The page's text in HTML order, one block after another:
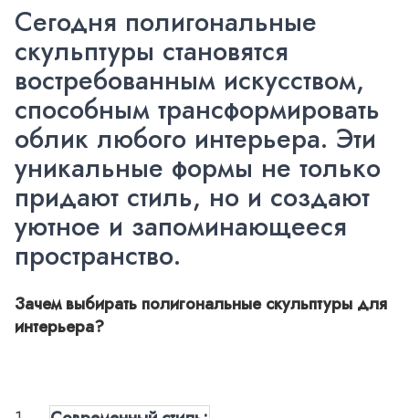
Сегодня полигональные
скульптуры становятся
востребованным искусством,
способным трансформировать
облик любого интерьера. Эти
уникальные формы не только
придают стиль, но и создают
уютное и запоминающееся
пространство.
Зачем выбирать полигональные скульптуры для
интерьера?